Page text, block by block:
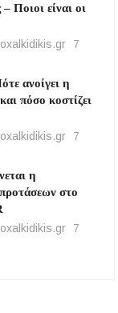
Ποιοι είναι οι
7
ανοίγει η
πόσο κοστίζει
7
η
στο
7